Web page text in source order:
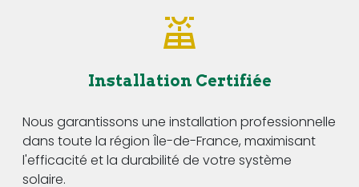
Installation Certifiée
Nous garantissons une installation professionnelle
dans toute la région Île-de-France, maximisant
l'efficacité et la durabilité de votre système
solaire.